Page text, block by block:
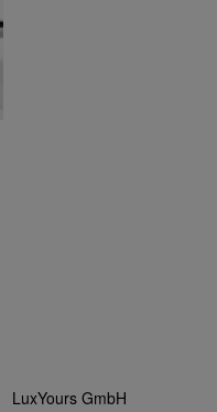
LuxYours GmbH